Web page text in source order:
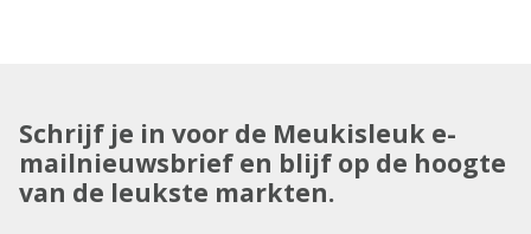
Schrijf je in voor de Meukisleuk e-
mailnieuwsbrief en blijf op de hoogte
van de leukste markten.